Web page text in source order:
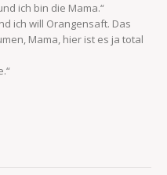
ich bin die Mama.“
ich will Orangensaft. Das
Mama, hier ist es ja total